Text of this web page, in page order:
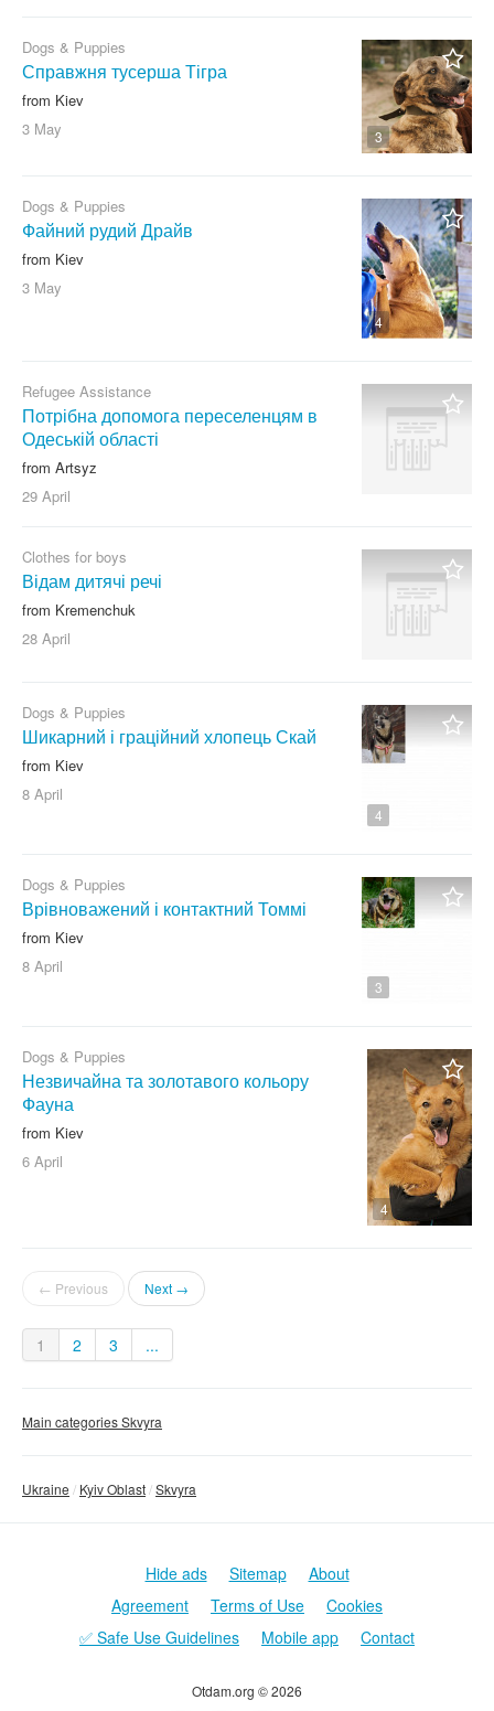
3
Dogs & Puppies
Справжня тусерша Тігра
from Kiev
3 May
4
Dogs & Puppies
Файний рудий Драйв
from Kiev
3 May
Refugee Assistance
Потрібна допомога переселенцям в
Одеській області
from Artsyz
29 April
Clothes for boys
Відам дитячі речі
from Kremenchuk
28 April
4
Dogs & Puppies
Шикарний і граційний хлопець Скай
from Kiev
8 April
3
Dogs & Puppies
Врівноважений і контактний Томмі
from Kiev
8 April
4
Dogs & Puppies
Незвичайна та золотавого кольору
Фауна
from Kiev
6 April
← Previous Next →
1 2 3 ...
Main categories Skvyra
Ukraine Kyiv Oblast Skvyra
Otdam.org © 2026
Hide ads Sitemap
About
Agreement
Terms of Use
Cookies
✅ Safe Use Guidelines
Mobile app Contact